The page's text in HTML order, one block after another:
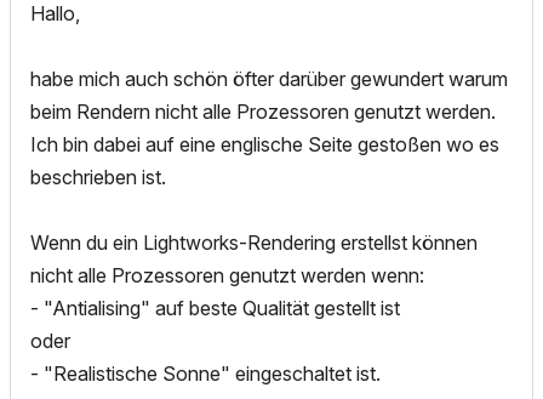
Hallo,
habe mich auch schön öfter darüber gewundert warum
beim Rendern nicht alle Prozessoren genutzt werden.
Ich bin dabei auf eine englische Seite gestoßen wo es
beschrieben ist.
Wenn du ein Lightworks-Rendering erstellst können
nicht alle Prozessoren genutzt werden wenn:
- "Antialising" auf beste Qualität gestellt ist
oder
- "Realistische Sonne" eingeschaltet ist.